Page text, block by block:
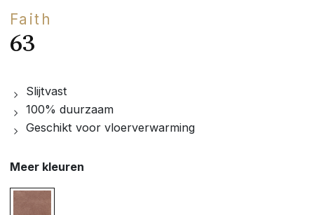
Faith
63
Slijtvast
100% duurzaam
Geschikt voor vloerverwarming
Meer kleuren